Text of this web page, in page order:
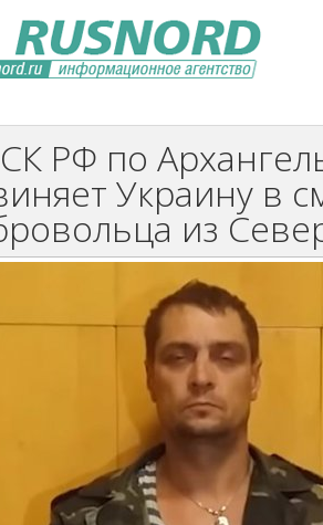
РФ по
Украину в
из